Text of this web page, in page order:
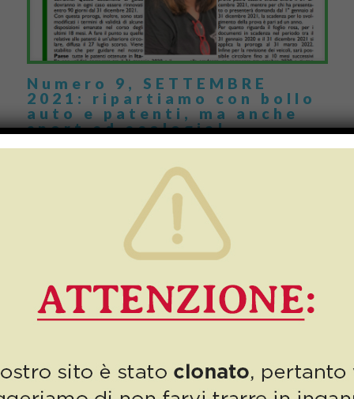
Numero 9, SETTEMBRE
2021: ripartiamo con bollo
auto e patenti, ma anche
sport ed ecologia!
per Settembre, classico mese di “ripartenza”. Appena rientrati, lo
sguardo va subito ai bolli auto in […]